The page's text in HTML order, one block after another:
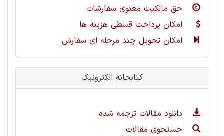
حق مالکیت معنوی سفارشات
امکان پرداخت قسطی هزینه ها
امکان تحویل چند مرحله ای سفارش
کتابخانه الکترونیک
دانلود مقالات ترجمه شده
جستجوی مقالات